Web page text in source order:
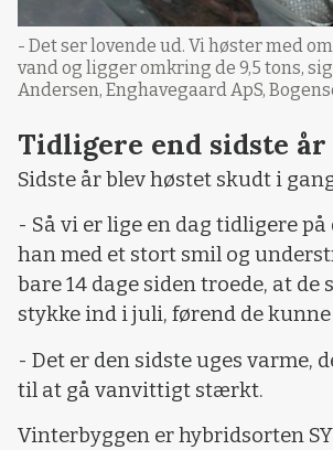
- Det ser lovende ud. Vi høster med
vand og ligger omkring de 9,5 tons,
Andersen, Enghavegaard ApS,
Tidligere end sidste år
Sidste år blev høstet skudt i
- Så vi er lige en dag tidligere på
han med et stort smil og
bare 14 dage siden troede, at de
stykke ind i juli, førend de
- Det er den sidste uges varme,
til at gå vanvittigt stærkt.
Vinterbyggen er hybridsorten